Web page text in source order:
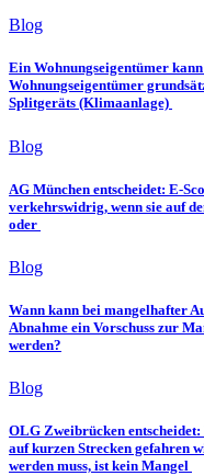
Blog
Ein Wohnungseigentümer
Wohnungseigentümer
Splitgeräts (Klimaanlage)
Blog
AG München entscheidet: E-
verkehrswidrig, wenn sie auf
oder
Blog
Wann kann bei mangelhafter
Abnahme ein Vorschuss zur
werden?
Blog
OLG Zweibrücken
auf kurzen Strecken gefahren
werden muss, ist kein Mangel